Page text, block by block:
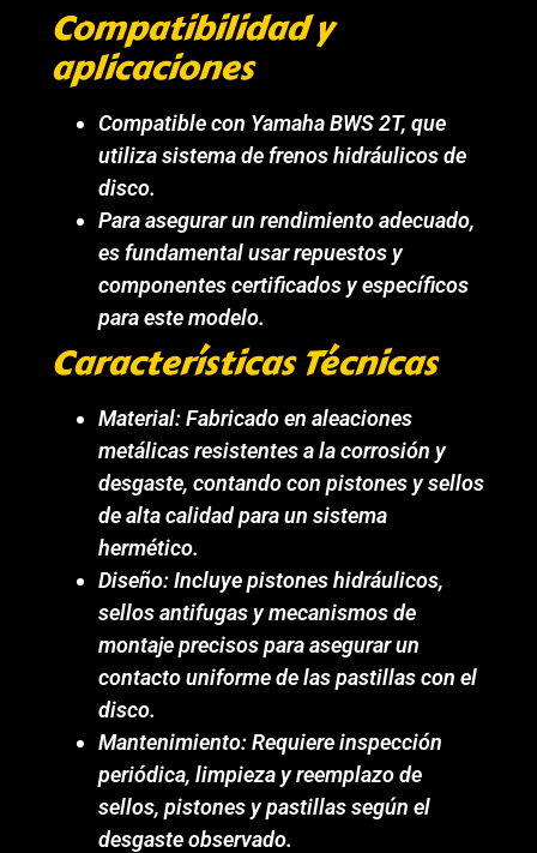
Compatibilidad y
aplicaciones
Compatible con Yamaha BWS 2T, que
utiliza sistema de frenos hidráulicos de
disco.
Para asegurar un rendimiento adecuado,
es fundamental usar repuestos y
componentes certificados y específicos
para este modelo.
Características Técnicas
Material: Fabricado en aleaciones
metálicas resistentes a la corrosión y
desgaste, contando con pistones y sellos
de alta calidad para un sistema
hermético.
Diseño: Incluye pistones hidráulicos,
sellos antifugas y mecanismos de
montaje precisos para asegurar un
contacto uniforme de las pastillas con el
disco.
Mantenimiento: Requiere inspección
periódica, limpieza y reemplazo de
sellos, pistones y pastillas según el
desgaste observado.